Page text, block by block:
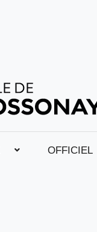
OFFICIEL